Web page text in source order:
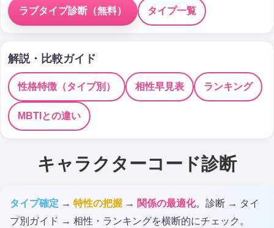
ラブタイプ診断（無料） タイプ一覧
解説・比較ガイド
性格特徴（タイプ別） 相性早見表 ランキング
MBTIとの違い
キャラクターコード診断
タイプ確定 → 特性の把握 → 関係の最適化。診断 → タイ
プ別ガイド → 相性・ランキングを横断的にチェック。